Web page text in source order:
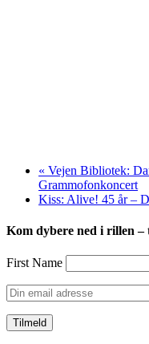
« Vejen Bibliotek:
Grammofonkoncert
Kiss: Alive! 45 år –
Kom dybere ned i rillen –
First Name